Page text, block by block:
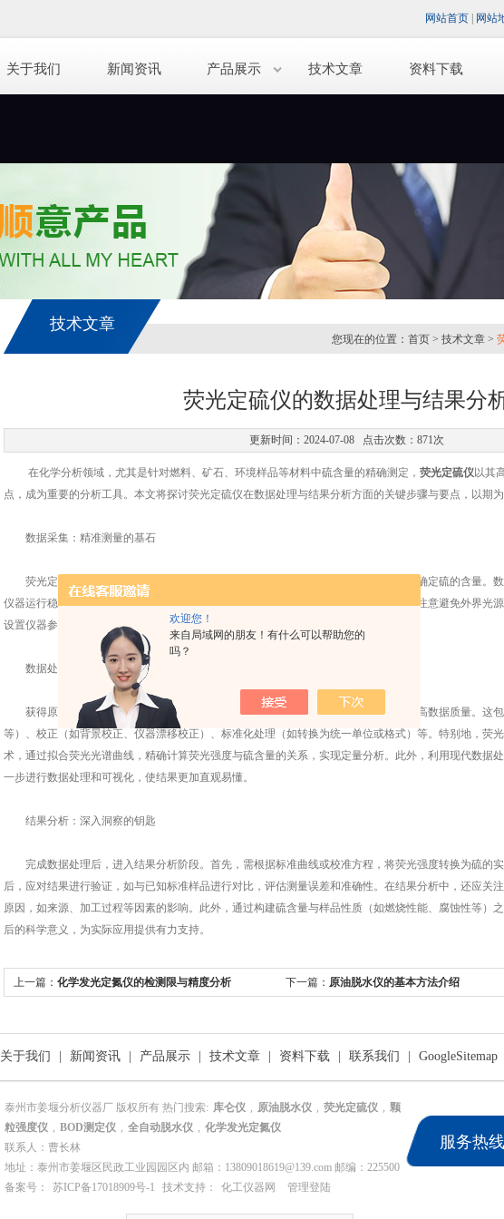
欢迎您！
来自局域网的朋友！有什么可以帮助您的
吗？
网站首页 网站
关于我们 新闻资讯 产品展示 技术文章 资料下载
技术文章
您现在的位置： 首页 > 技术文章 >
荧光定硫仪的数据处理与结果分
更新时间：2024-07-08 点击次数：871次
在化学分析领域，尤其是针对燃料、矿石、环境样品等材料中硫含量的精确测定， 荧光定硫仪以其
点，成为重要的分析工具。本文将探讨荧光定硫仪在数据处理与结果分析方面的关键步骤与要点，以期
数据采集：精准测量的基石
荧光定硫仪通过激发样品中的硫元素产生特定波长的荧光，进而测量其强度来间接确定硫的含量。
仪器运行稳定，操作规范，确保测量数据的准确性和可重复性。在数据采集过程中，应注意避免外界光
设置仪器参数如激发波长、检测灵敏度等，以获得高质量的原始数据。
数据处理：科学解析的桥梁
获得原始数据后，需进行一系列的数据处理步骤，以提取有用信息，消除误差，提高数据质量。这
等）、校正（如背景校正、仪器漂移校正）、标准化处理（如转换为统一单位或格式）等。特别地，荧
术，通过拟合荧光光谱曲线，精确计算荧光强度与硫含量的关系，实现定量分析。此外，利用现代数据
一步进行数据处理和可视化，使结果更加直观易懂。
结果分析：深入洞察的钥匙
完成数据处理后，进入结果分析阶段。首先，需根据标准曲线或校准方程，将荧光强度转换为硫的
后，应对结果进行验证，如与已知标准样品进行对比，评估测量误差和准确性。在结果分析中，还应关
原因，如来源、加工过程等因素的影响。此外，通过构建硫含量与样品性质（如燃烧性能、腐蚀性等）
后的科学意义，为实际应用提供有力支持。
上一篇： 化学发光定氮仪的检测限与精度分析 下一篇： 原油脱水仪的基本方法介绍
关于我们 新闻资讯 产品展示 技术文章 资料下载 联系我们 GoogleSitemap
泰州市姜堰分析仪器厂 版权所有 热门搜索: 库仑仪 , 原油脱水仪 , 荧光定硫仪 , 颗
粒强度仪 , BOD测定仪 , 全自动脱水仪 , 化学发光定氮仪
联系人：曹长林
地址：泰州市姜堰区民政工业园园区内 邮箱：13809018619@139.com 邮编：225500
备案号：
苏ICP备17018909号-1 技术支持： 化工仪器网 管理登陆
服务热